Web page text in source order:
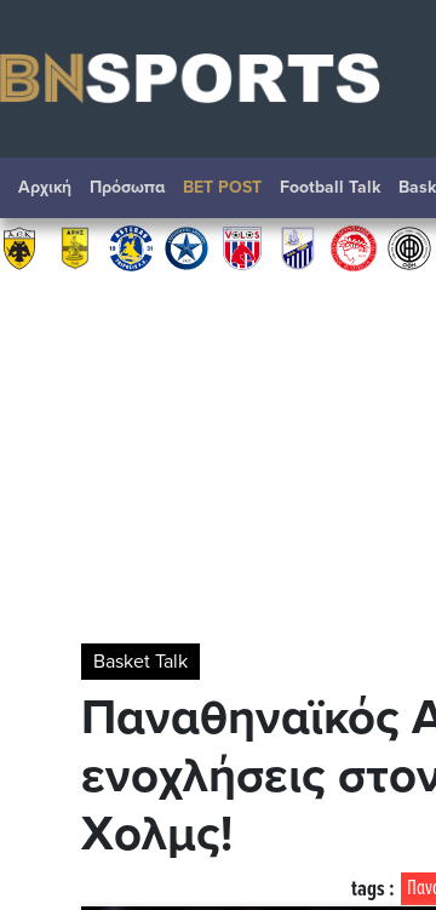
Αρχική Πρόσωπα BET POST Football Talk
Basket Talk
Παναθηναϊκός
ενοχλήσεις
Χολμς!
tags :